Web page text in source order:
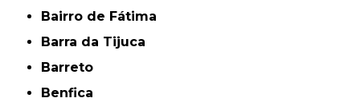
Bairro de Fátima
Barra da Tijuca
Barreto
Benfica